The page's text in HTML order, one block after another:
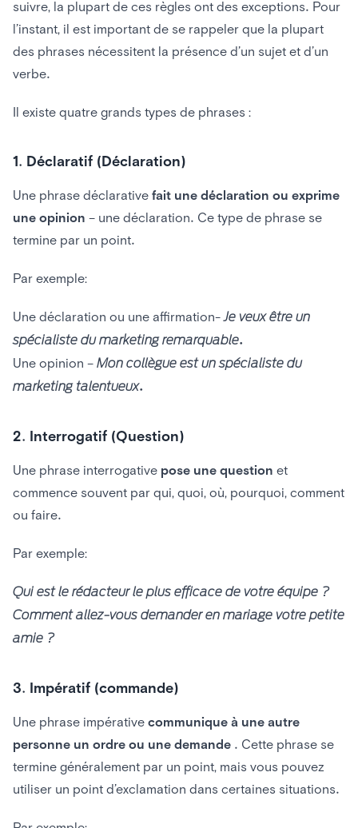
suivre, la plupart de ces règles ont des exceptions. Pour
l’instant, il est important de se rappeler que la plupart
des phrases nécessitent la présence d’un sujet et d’un
verbe.
Il existe quatre grands types de phrases :
1. Déclaratif (Déclaration)
Une phrase déclarative fait une déclaration ou exprime
une opinion – une déclaration. Ce type de phrase se
termine par un point.
Par exemple:
Une déclaration ou une affirmation- Je veux être un
spécialiste du marketing remarquable.
Une opinion – Mon collègue est un spécialiste du
marketing talentueux.
2. Interrogatif (Question)
Une phrase interrogative pose une question et
commence souvent par qui, quoi, où, pourquoi, comment
ou faire.
Par exemple:
Qui est le rédacteur le plus efficace de votre équipe ?
Comment allez-vous demander en mariage votre petite
amie ?
3. Impératif (commande)
Une phrase impérative communique à une autre
personne un ordre ou une demande . Cette phrase se
termine généralement par un point, mais vous pouvez
utiliser un point d’exclamation dans certaines situations.